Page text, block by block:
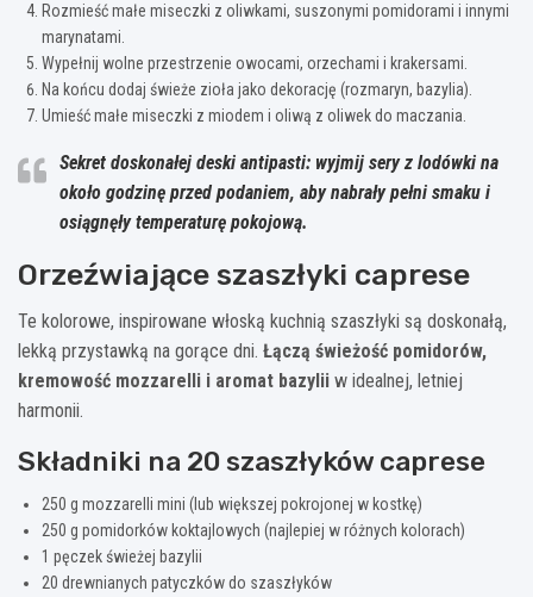
Rozmieść małe miseczki z oliwkami, suszonymi pomidorami i innymi
marynatami.
Wypełnij wolne przestrzenie owocami, orzechami i krakersami.
Na końcu dodaj świeże zioła jako dekorację (rozmaryn, bazylia).
Umieść małe miseczki z miodem i oliwą z oliwek do maczania.
Sekret doskonałej deski antipasti: wyjmij sery z lodówki na
około godzinę przed podaniem, aby nabrały pełni smaku i
osiągnęły temperaturę pokojową.
Orzeźwiające szaszłyki caprese
Te kolorowe, inspirowane włoską kuchnią szaszłyki są doskonałą,
lekką przystawką na gorące dni. Łączą świeżość pomidorów,
kremowość mozzarelli i aromat bazylii w idealnej, letniej
harmonii.
Składniki na 20 szaszłyków caprese
250 g mozzarelli mini (lub większej pokrojonej w kostkę)
250 g pomidorków koktajlowych (najlepiej w różnych kolorach)
1 pęczek świeżej bazylii
20 drewnianych patyczków do szaszłyków